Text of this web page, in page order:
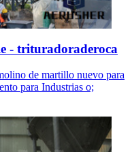
- trituradoraderoca
de martillo nuevo para
para Industrias o;